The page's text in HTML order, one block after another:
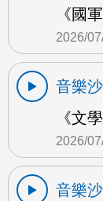
《國
2026/
音樂
《文
2026/
音樂